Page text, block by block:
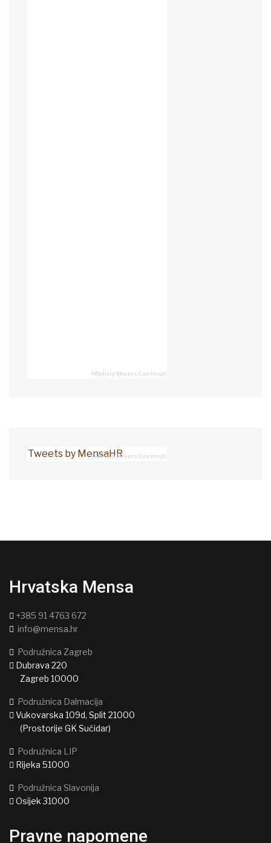
4WeHelp Movers Cincinnati
Tweets by MensaHR4WeHelp Movers Cincinnati
Hrvatska Mensa
+385 91 4763 672
info@mensa.hr
Podružnica Zagreb
Dubrava 220
Zagreb 10000
Podružnica Dalmacija
Vukovarska 109d, Split 21000
(Prostorije GK Sućidar)
Podružnica LIP
Rijeka 51000
Podružnica Slavonija
Osijek 31000
Pravne napomene